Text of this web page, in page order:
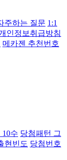
주하는 질문 1:1
인정보취급방침
메카젠 추천번호
10수 당첨패턴 그
현빈도 당첨번호